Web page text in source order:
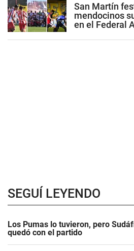
San Martín
mendocinos
en el Federal
SEGUÍ LEYENDO
Los Pumas lo tuvieron, pero
quedó con el partido